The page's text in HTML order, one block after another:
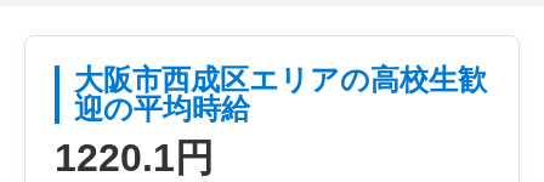
大阪市西成区エリアの高校生歓
迎の平均時給
1220.1円